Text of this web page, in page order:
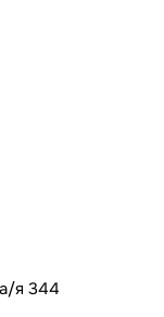
я 344